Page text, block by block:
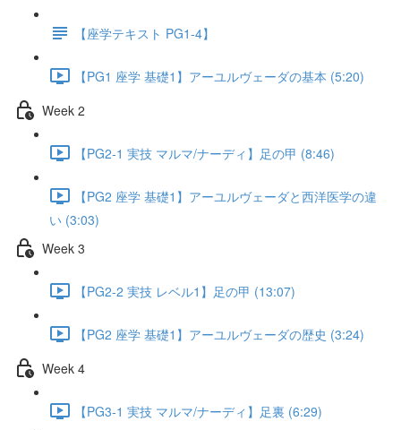
【座学テキスト PG1-4】
【PG1 座学 基礎1】アーユルヴェーダの基本 (5:20)
Week 2
【PG2-1 実技 マルマ/ナーディ】足の甲 (8:46)
【PG2 座学 基礎1】アーユルヴェーダと西洋医学の違
い (3:03)
Week 3
【PG2-2 実技 レベル1】足の甲 (13:07)
【PG2 座学 基礎1】アーユルヴェーダの歴史 (3:24)
Week 4
【PG3-1 実技 マルマ/ナーディ】足裏 (6:29)